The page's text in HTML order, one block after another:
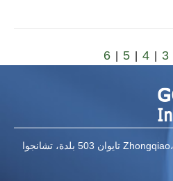
3
4
5
6
503 بلدة، تشانجوا